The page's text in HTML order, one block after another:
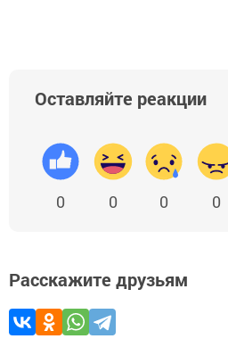
Оставляйте реакции
0 0 0 0
Расскажите друзьям